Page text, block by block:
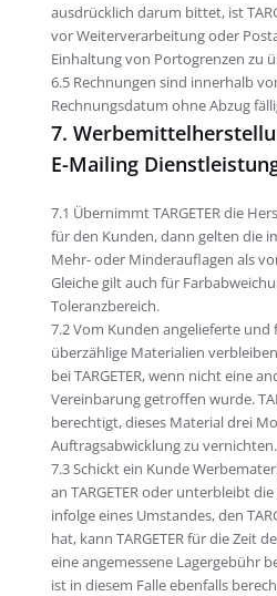
ausdrücklich darum bittet, ist
vor Weiterverarbeitung oder
Einhaltung von Portogrenzen zu
6.5 Rechnungen sind innerhalb
Rechnungsdatum ohne Abzug
7.
E-Mailing
7.1 Übernimmt TARGETER die
für den Kunden, dann gelten die
Mehr- oder Minderauflagen als
Gleiche gilt auch für
Toleranzbereich.
7.2 Vom Kunden angelieferte
überzählige Materialien
bei TARGETER, wenn nicht eine
Vereinbarung getroffen wurde.
berechtigt, dieses Material drei
Auftragsabwicklung zu vernichten.
7.3 Schickt ein Kunde
an TARGETER oder unterbleibt
infolge eines Umstandes, den
hat, kann TARGETER für die Zeit
eine angemessene Lagergebühr
ist in diesem Falle ebenfalls